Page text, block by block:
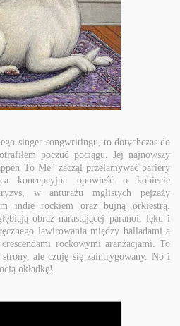
singer-songwritingu, to dotychczas do
poczuć pociągu. Jej najnowszy
To Me" zaczął przełamywać bariery
koncepcyjna opowieść o kobiecie
w anturażu mglistych pejzaży
indie rockiem oraz bujną orkiestrą.
obraz narastającej paranoi, lęku i
lawirowania między balladami a
rockowymi aranżacjami. To
ale czuję się zaintrygowany. No i
okładkę!